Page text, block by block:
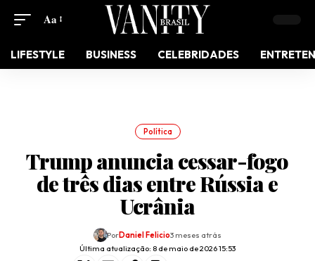
Aa
LIFESTYLE BUSINESS CELEBRIDADES
Política
Trump anuncia cessar-fogo
de três dias entre Rússia e
Ucrânia
Última atualização: 8 de maio de 2026 15:53
PorDaniel Felicio3 meses atrás